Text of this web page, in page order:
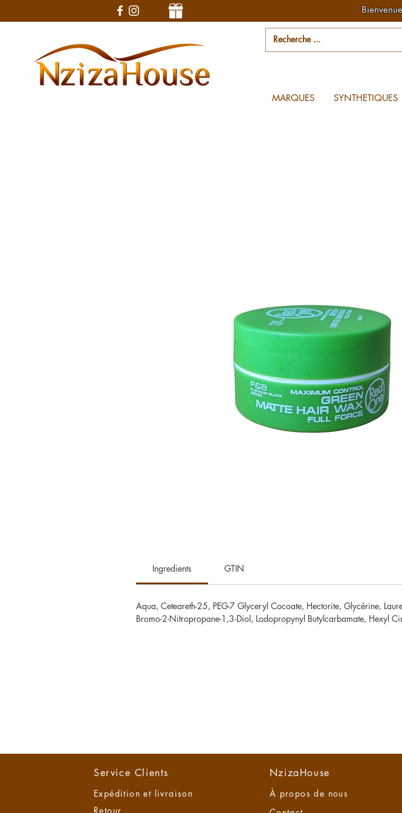
MARQUES SYNTHETIQUES
Ingredients GTIN
Aqua, Ceteareth-25, PEG-7 Glyceryl Cocoate, Hectorite, Glycérine,
Bromo-2-Nitropropane-1,3-Diol, Lodopropynyl Butylcarbamate, Hexyl
Service Clients
Expédition et livraison
Retour
NzizaHouse
À propos de nous